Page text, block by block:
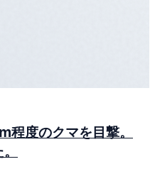
程度のクマを目撃。